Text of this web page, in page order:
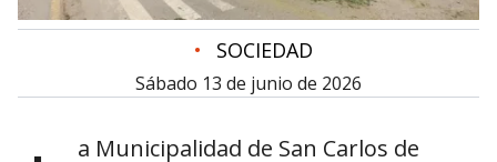
• SOCIEDAD
sábado 13 de junio de 2026
a Municipalidad de San Carlos de